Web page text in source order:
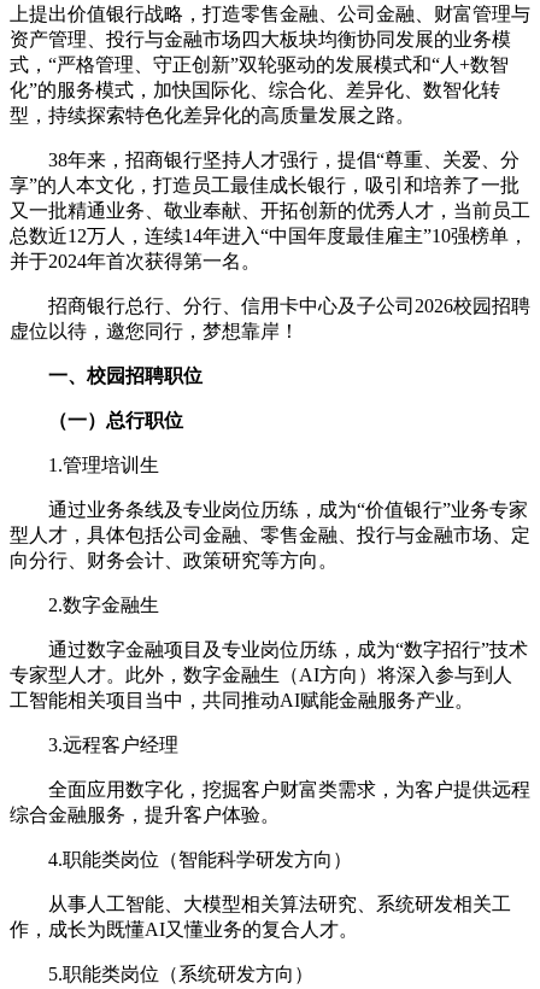
上提出价值银行战略，打造零售金融、公司金融、财富管理与
资产管理、投行与金融市场四大板块均衡协同发展的业务模
式，“严格管理、守正创新”双轮驱动的发展模式和“人+数智
化”的服务模式，加快国际化、综合化、差异化、数智化转
型，持续探索特色化差异化的高质量发展之路。
38年来，招商银行坚持人才强行，提倡“尊重、关爱、分
享”的人本文化，打造员工最佳成长银行，吸引和培养了一批
又一批精通业务、敬业奉献、开拓创新的优秀人才，当前员工
总数近12万人，连续14年进入“中国年度最佳雇主”10强榜单，
并于2024年首次获得第一名。
招商银行总行、分行、信用卡中心及子公司2026校园招聘
虚位以待，邀您同行，梦想靠岸！
一、校园招聘职位
（一） 总行职位
1.管理培训生
通过业务条线及专业岗位历练，成为“价值银行”业务专家
型人才，具体包括公司金融、零售金融、投行与金融市场、定
向分行、财务会计、政策研究等方向。
2.数字金融生
通过数字金融项目及专业岗位历练，成为“数字招行”技术
专家型人才。此外，数字金融生（AI方向）将深入参与到人
工智能相关项目当中，共同推动AI赋能金融服务产业。
3.远程客户经理
全面应用数字化，挖掘客户财富类需求，为客户提供远程
综合金融服务，提升客户体验。
4.职能类岗位（智能科学研发方向）
从事人工智能、大模型相关算法研究、系统研发相关工
作，成长为既懂AI又懂业务的复合人才。
5.职能类岗位（系统研发方向）